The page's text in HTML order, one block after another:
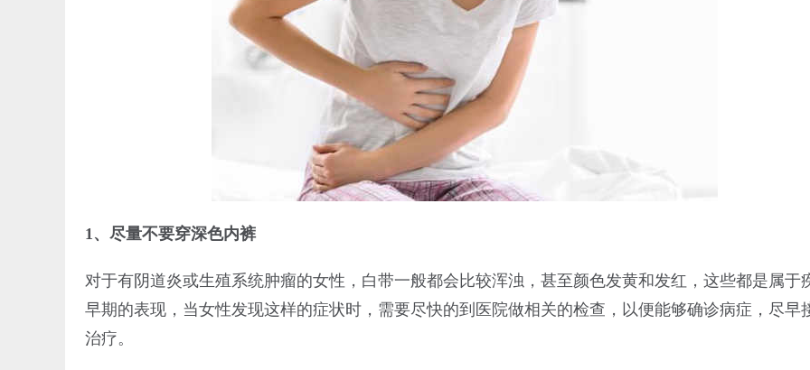
1、尽量不要穿深色内裤
对于有阴道炎或生殖系统肿瘤的女性，白带一般都会比较浑浊，甚至颜色发黄和发红，这些都是属于
早期的表现，当女性发现这样的症状时，需要尽快的到医院做相关的检查，以便能够确诊病症，尽早
治疗。